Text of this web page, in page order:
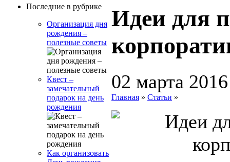
Последние в рубрике
Организация дня
рождения –
полезные советы
Квест –
замечательный
подарок на день
рождения
Как организовать
Идеи для
02 марта 2016
Главная » Статьи »